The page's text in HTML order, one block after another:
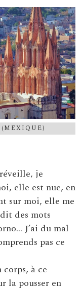
je
elle est nue, en
sur moi, elle me
des mots
J’ai du mal
pas ce
à ce
la pousser en